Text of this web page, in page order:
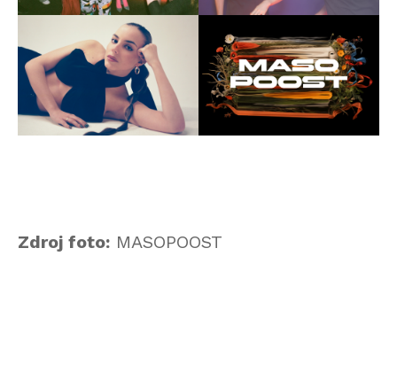
Zdroj foto: MASOPOOST